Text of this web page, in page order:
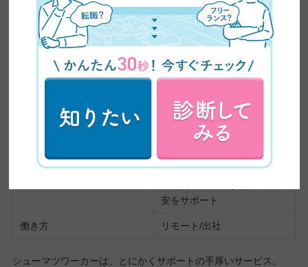
サービス名 シューマツワーカー
運営会社 株式会社シューマツワーカー
案件の種類
エンジニア/デザイナー/マー
ケター/ディレクター など
サポート内容
・コンシェルジュが副業の成
功をサポート
安をサポート
働き方 リモート/出社
シューマツワーカーは、とにかくサポートの手厚いサービス。